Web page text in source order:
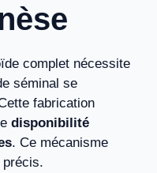
complet nécessite
séminal se
fabrication
disponibilité
. Ce mécanisme
précis.